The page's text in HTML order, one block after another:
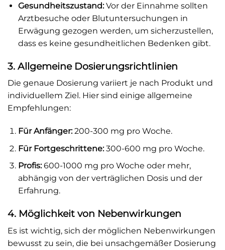
Gesundheitszustand:Vor der Einnahme sollten
Arztbesuche oder Blutuntersuchungen in
Erwägung gezogen werden, um sicherzustellen,
dass es keine gesundheitlichen Bedenken gibt.
3. Allgemeine Dosierungsrichtlinien
Die genaue Dosierung variiert je nach Produkt und
individuellem Ziel. Hier sind einige allgemeine
Empfehlungen:
Für Anfänger:200-300 mg pro Woche.
Für Fortgeschrittene:300-600 mg pro Woche.
Profis:600-1000 mg pro Woche oder mehr,
abhängig von der verträglichen Dosis und der
Erfahrung.
4. Möglichkeit von Nebenwirkungen
Es ist wichtig, sich der möglichen Nebenwirkungen
bewusst zu sein, die bei unsachgemäßer Dosierung